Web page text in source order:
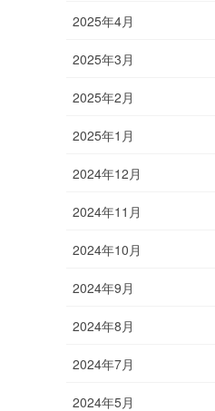
2025年4月
2025年3月
2025年2月
2025年1月
2024年12月
2024年11月
2024年10月
2024年9月
2024年8月
2024年7月
2024年5月